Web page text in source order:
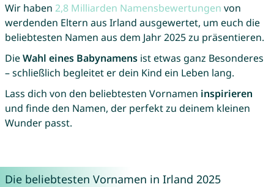
Wir haben 2,8 Milliarden Namensbewertungen von
werdenden Eltern aus Irland ausgewertet, um euch die
beliebtesten Namen aus dem Jahr 2025 zu präsentieren.
DieWahl eines Babynamensist etwas ganz Besonderes
– schließlich begleitet er dein Kind ein Leben lang.
Lass dich von den beliebtesten Vornamen inspirieren
und finde den Namen, der perfekt zu deinem kleinen
Wunder passt.
Die beliebtesten Vornamen in Irland 2025